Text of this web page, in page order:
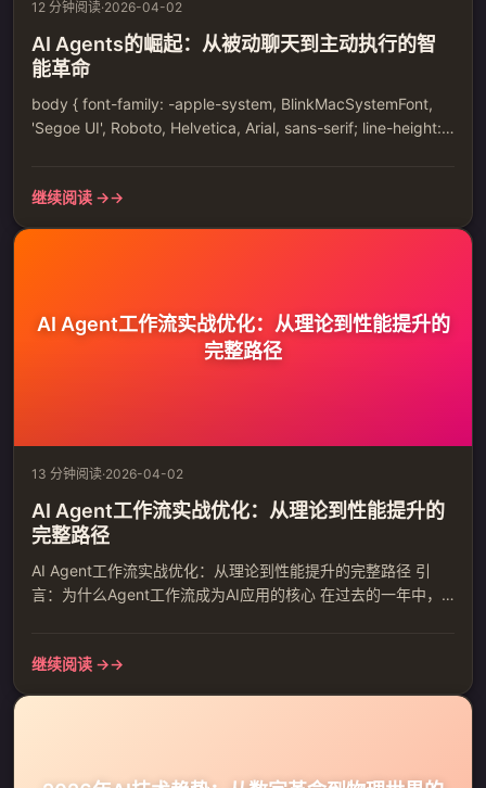
12 分钟阅读·2026-04-02
AI Agents的崛起：从被动聊天到主动执行的智
能革命
body { font-family: -apple-system, BlinkMacSystemFont,
'Segoe UI', Roboto, Helvetica, Arial, sans-serif; line-height:
继续阅读 →
AI Agent工作流实战优化：从理论到性能提升的
完整路径
13 分钟阅读·2026-04-02
AI Agent工作流实战优化：从理论到性能提升的
完整路径
AI Agent工作流实战优化：从理论到性能提升的完整路径 引
言：为什么Agent工作流成为AI应用的核心 在过去的一年中，
调用，在复杂任务处理效率上提升了300%-500%。然而，许多
继续阅读 →